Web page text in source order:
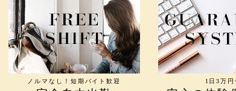
ノルマなし！短期バイト歓迎 1日3万円